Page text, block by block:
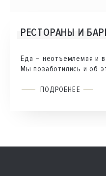
РЕСТОРАНЫ И
Еда – неотъемлемая и
Мы позаботились и об
ПОДРОБНЕЕ